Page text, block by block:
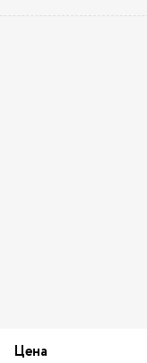
Цена